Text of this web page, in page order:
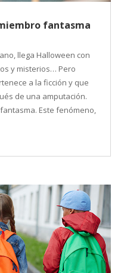
fantasma
llega Halloween con
y misterios… Pero
a la ficción y que
de una amputación.
Este fenómeno,